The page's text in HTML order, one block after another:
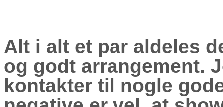
Alt i alt et par aldeles
og godt arrangement.
kontakter til nogle